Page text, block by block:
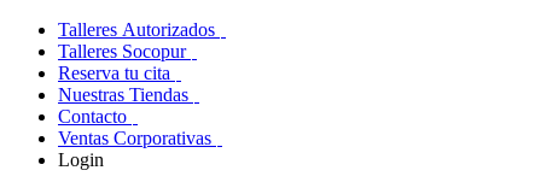
Talleres Autorizados
Talleres Socopur
Reserva tu cita
Nuestras Tiendas
Contacto
Ventas Corporativas
Login